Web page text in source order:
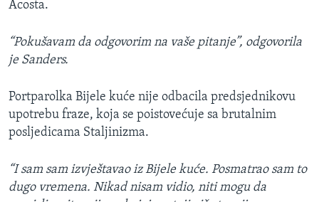
Acosta.
“Pokušavam da odgovorim na vaše pitanje”, odgovorila
je Sanders.
Portparolka Bijele kuće nije odbacila predsjednikovu
upotrebu fraze, koja se poistovećuje sa brutalnim
posljedicama Staljinizma.
“I sam sam izvještavao iz Bijele kuće. Posmatrao sam to
dugo vremena. Nikad nisam vidio, niti mogu da